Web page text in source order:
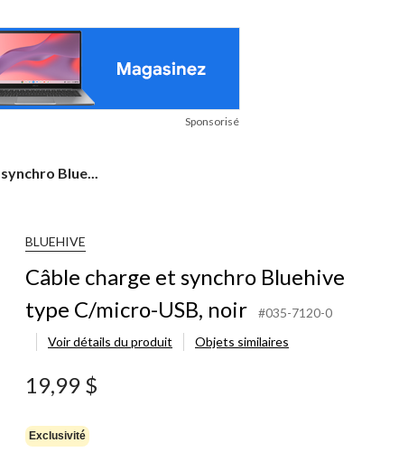
Sponsorisé
Blue...
BLUEHIVE
Câble charge et synchro Bluehive
type C/micro-USB, noir
#035-7120-0
Voir détails du produit
Objets similaires
19,99 $
Exclusivité